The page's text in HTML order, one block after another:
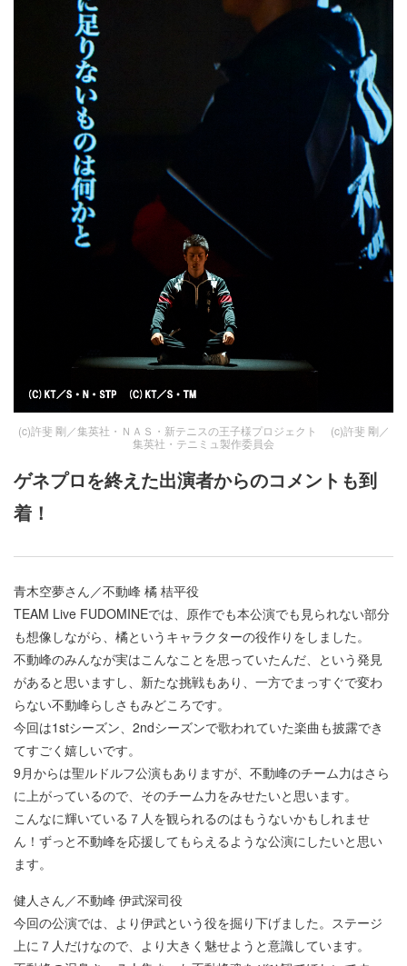
(c)許斐 剛／集英社・ＮＡＳ・新テニスの王子様プロジェクト (c)許斐 剛／
集英社・テニミュ製作委員会
ゲネプロを終えた出演者からのコメントも到
着！
青木空夢さん／不動峰 橘 桔平役
TEAM Live FUDOMINEでは、原作でも本公演でも見られない部分
も想像しながら、橘というキャラクターの役作りをしました。
不動峰のみんなが実はこんなことを思っていたんだ、という発見
があると思いますし、新たな挑戦もあり、一方でまっすぐで変わ
らない不動峰らしさもみどころです。
今回は1stシーズン、2ndシーズンで歌われていた楽曲も披露でき
てすごく嬉しいです。
9月からは聖ルドルフ公演もありますが、不動峰のチーム力はさら
に上がっているので、そのチーム力をみせたいと思います。
こんなに輝いている７人を観られるのはもうないかもしれませ
ん！ずっと不動峰を応援してもらえるような公演にしたいと思い
ます。
健人さん／不動峰 伊武深司役
今回の公演では、より伊武という役を掘り下げました。ステージ
上に７人だけなので、より大きく魅せようと意識しています。